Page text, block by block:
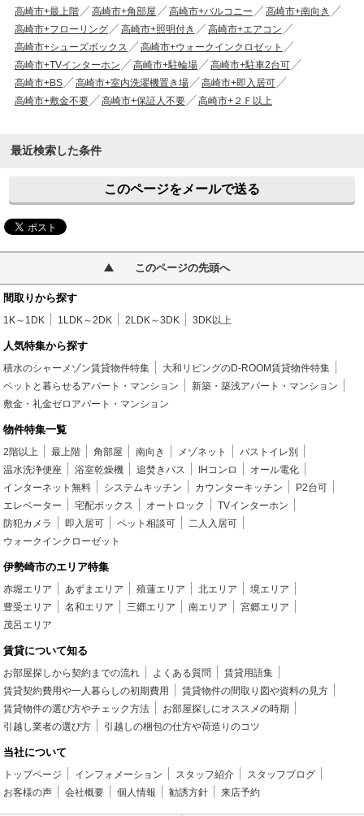
高崎市+最上階
高崎市+角部屋 高崎市+バルコニー
高崎市+南向き
高崎市+フローリング
高崎市+照明付き
高崎市+エアコン
高崎市+シューズボックス
高崎市+ウォークインクロゼット
高崎市+TVインターホン
高崎市+駐輪場
高崎市+駐車2台可
高崎市+BS
高崎市+室内洗濯機置き場
高崎市+即入居可
高崎市+敷金不要
高崎市+保証人不要 高崎市+２Ｆ以上
最近検索した条件
このページをメールで送る
このページの先頭へ
間取りから探す
1K～1DK 1LDK～2DK 2LDK～3DK 3DK以上
人気特集から探す
積水のシャーメゾン賃貸物件特集
大和リビングのD-ROOM賃貸物件特集
ペットと暮らせるアパート・マンション
新築・築浅アパート・マンション
敷金・礼金ゼロアパート・マンション
物件特集一覧
2階以上 最上階 角部屋 南向き メゾネット
バストイレ別
温水洗浄便座
浴室乾燥機 追焚きバス IHコンロ
オール電化
インターネット無料
システムキッチン カウンターキッチン
P2台可
エレベーター
宅配ボックス オートロック
TVインターホン
防犯カメラ
即入居可 ペット相談可
二人入居可
ウォークインクローゼット
伊勢崎市のエリア特集
赤堀エリア あずまエリア 殖蓮エリア 北エリア
境エリア
豊受エリア
名和エリア 三郷エリア 南エリア
宮郷エリア
茂呂エリア
賃貸について知る
お部屋探しから契約までの流れ よくある質問
賃貸用語集
賃貸契約費用や一人暮らしの初期費用
賃貸物件の間取り図や資料の見方
賃貸物件の選び方やチェック方法
お部屋探しにオススメの時期
引越し業者の選び方
引越しの梱包の仕方や荷造りのコツ
当社について
トップページ インフォメーション スタッフ紹介
スタッフブログ
お客様の声
会社概要 個人情報 勧誘方針 来店予約